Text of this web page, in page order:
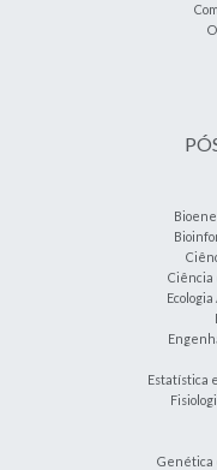
Ciência
Estatística
Genética